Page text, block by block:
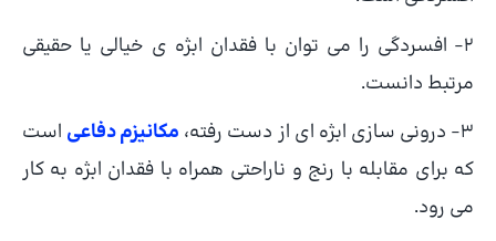
2- افسردگی را می توان با فقدان ابژه ی خیالی یا حقیقی
مرتبط دانست.
3- درونی سازی ابژه ای از دست رفته،
مکانیزم دفاعی است
که برای مقابله با رنج و ناراحتی همراه با فقدان ابژه به کار
می رود.